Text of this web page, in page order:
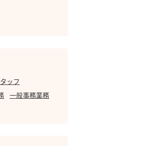
ッフ
一般事務業務